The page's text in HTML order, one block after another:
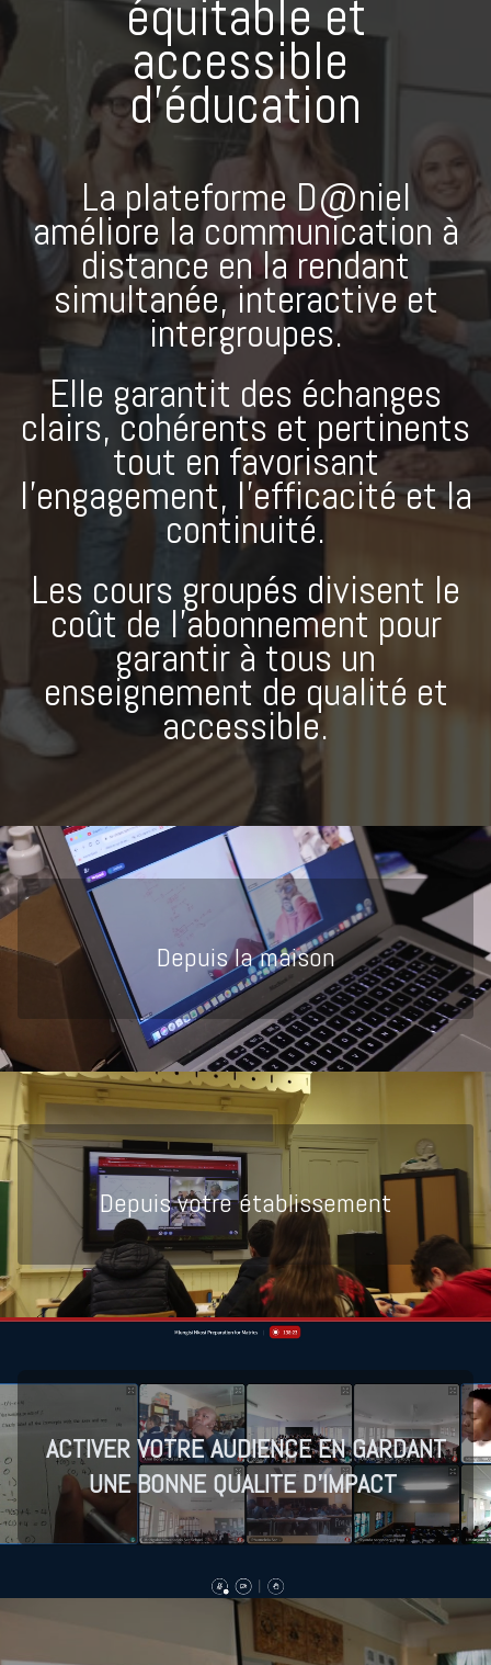
équitable et
accessible
d'éducation
La plateforme D@niel
améliore la communication à
distance en la rendant
simultanée, interactive et
intergroupes.
Elle garantit des échanges
clairs, cohérents et pertinents
tout en favorisant
l’engagement, l’efficacité et la
continuité.
Les cours groupés divisent le
coût de l'abonnement pour
garantir à tous un
enseignement de qualité et
accessible.
Depuis la maison
Depuis votre établissement
ACTIVER VOTRE AUDIENCE EN GARDANT
UNE BONNE QUALITE D'IMPACT